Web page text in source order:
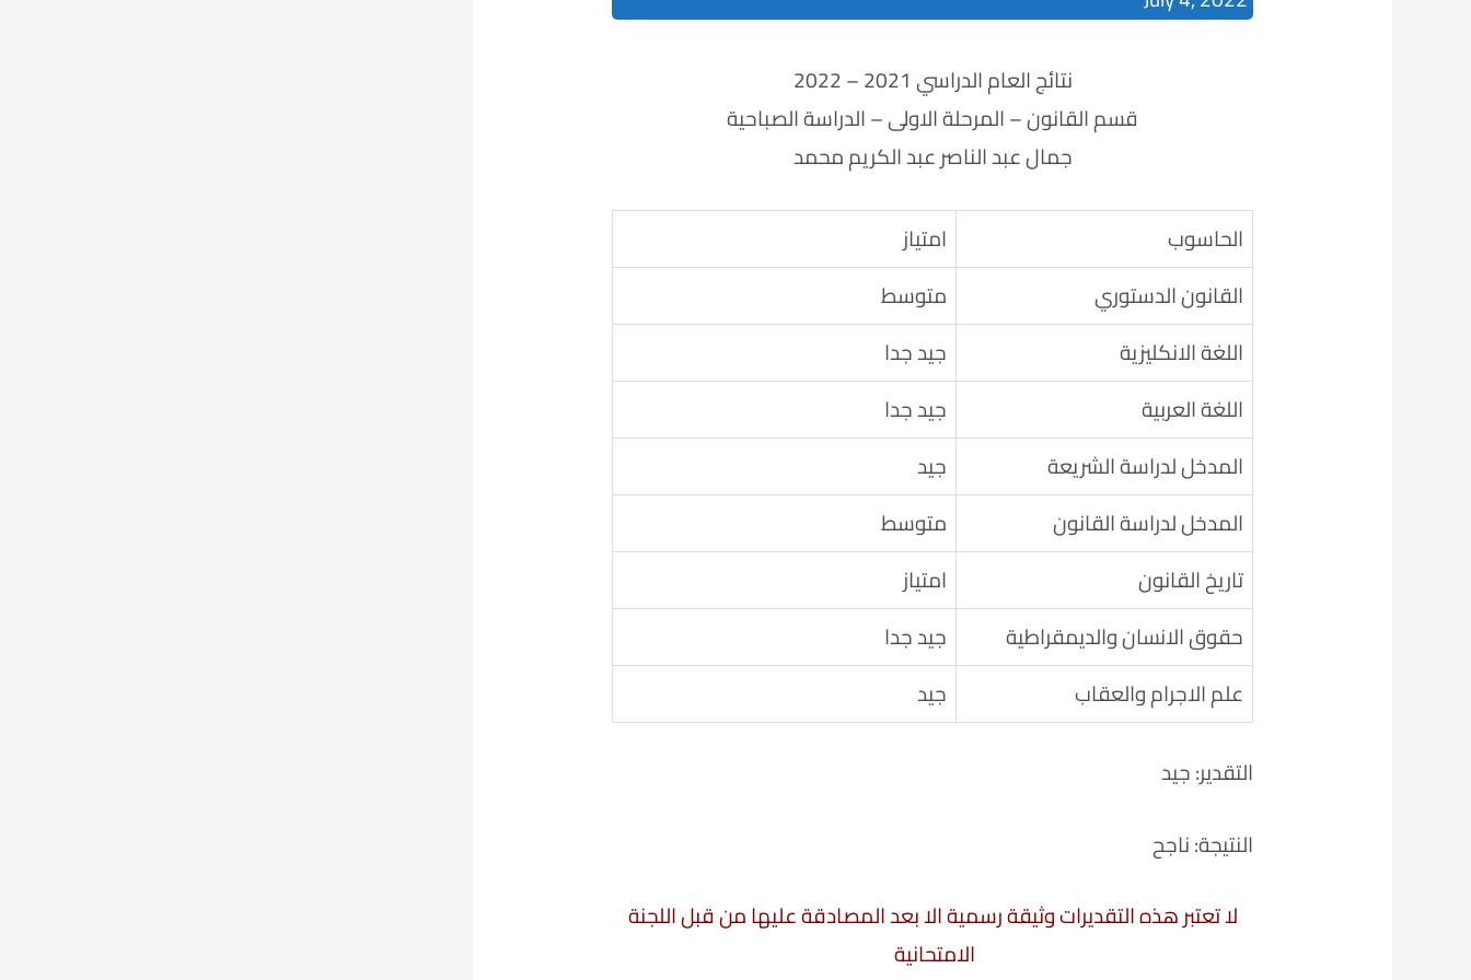
نتائج العام الدراسي 2021 – 2022
قسم القانون – المرحلة الاولى – الدراسة الصباحية
جمال عبد الناصر عبد الكريم محمد
الحاسوب
امتياز
القانون الدستوري
متوسط
اللغة الانكليزية
جيد جدا
اللغة العربية
جيد جدا
المدخل لدراسة الشريعة
جيد
المدخل لدراسة القانون
متوسط
تاريخ القانون
امتياز
حقوق الانسان والديمقراطية
جيد جدا
علم الاجرام والعقاب
جيد
التقدير: جيد
النتيجة: ناجح
لا تعتبر هذه التقديرات وثيقة رسمية الا بعد المصادقة عليها من قبل اللجنة
الامتحانية